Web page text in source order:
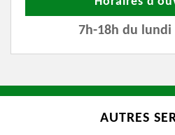
7h-18h du lundi
AUTRES